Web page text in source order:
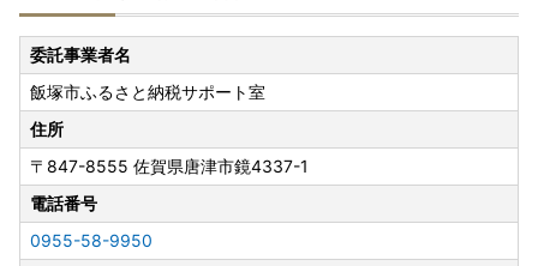
委託事業者名
飯塚市ふるさと納税サポート室
住所
〒847-8555 佐賀県唐津市鏡4337-1
電話番号
0955-58-9950